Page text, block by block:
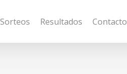
Sorteos Resultados Contacto